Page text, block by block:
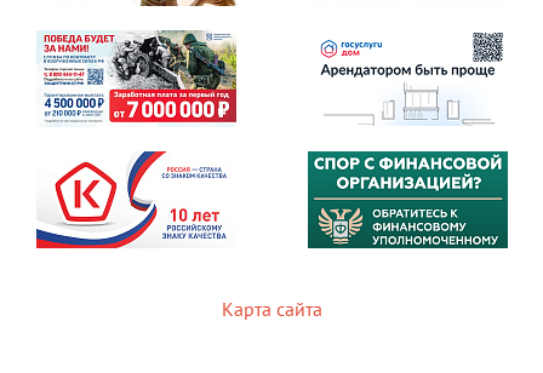
Карта сайта